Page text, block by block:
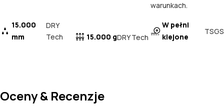
15.000
mm
DRY
Tech
15.000 gDRY Tech
warunkach.
W pełni
klejone
TSGS
Oceny & Recenzje